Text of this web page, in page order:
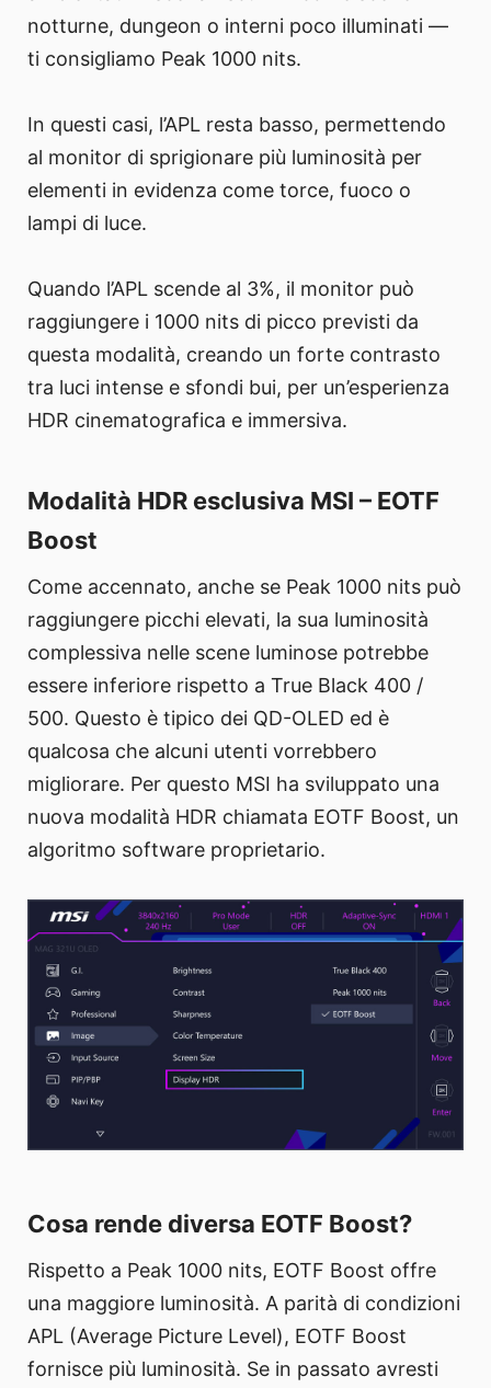
notturne, dungeon o interni poco illuminati —
ti consigliamo Peak 1000 nits.
In questi casi, l’APL resta basso, permettendo
al monitor di sprigionare più luminosità per
elementi in evidenza come torce, fuoco o
lampi di luce.
Quando l’APL scende al 3%, il monitor può
raggiungere i 1000 nits di picco previsti da
questa modalità, creando un forte contrasto
tra luci intense e sfondi bui, per un’esperienza
HDR cinematografica e immersiva.
Modalità HDR esclusiva MSI – EOTF
Boost
Come accennato, anche se Peak 1000 nits può
raggiungere picchi elevati, la sua luminosità
complessiva nelle scene luminose potrebbe
essere inferiore rispetto a True Black 400 /
500. Questo è tipico dei QD-OLED ed è
qualcosa che alcuni utenti vorrebbero
migliorare. Per questo MSI ha sviluppato una
nuova modalità HDR chiamata EOTF Boost, un
algoritmo software proprietario.
Cosa rende diversa EOTF Boost?
Rispetto a Peak 1000 nits, EOTF Boost offre
una maggiore luminosità. A parità di condizioni
APL (Average Picture Level), EOTF Boost
fornisce più luminosità. Se in passato avresti